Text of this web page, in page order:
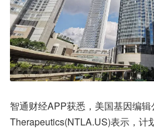
智通财经APP获悉，美国基因编
Therapeutics(NTLA.US)表示，计